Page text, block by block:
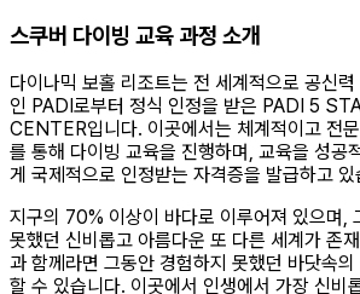
스쿠버 다이빙 교육 과정 소개
다이나믹 보홀 리조트는 전 세계적으로 공신
인 PADI로부터 정식 인정을 받은 PADI 5
CENTER입니다. 이곳에서는 체계적이고 전
를 통해 다이빙 교육을 진행하며, 교육을 성공
게 국제적으로 인정받는 자격증을 발급하고 있
지구의 70% 이상이 바다로 이루어져 있으며,
못했던 신비롭고 아름다운 또 다른 세계가 존
과 함께라면 그동안 경험하지 못했던 바닷속
할 수 있습니다. 이곳에서 인생에서 가장 신비